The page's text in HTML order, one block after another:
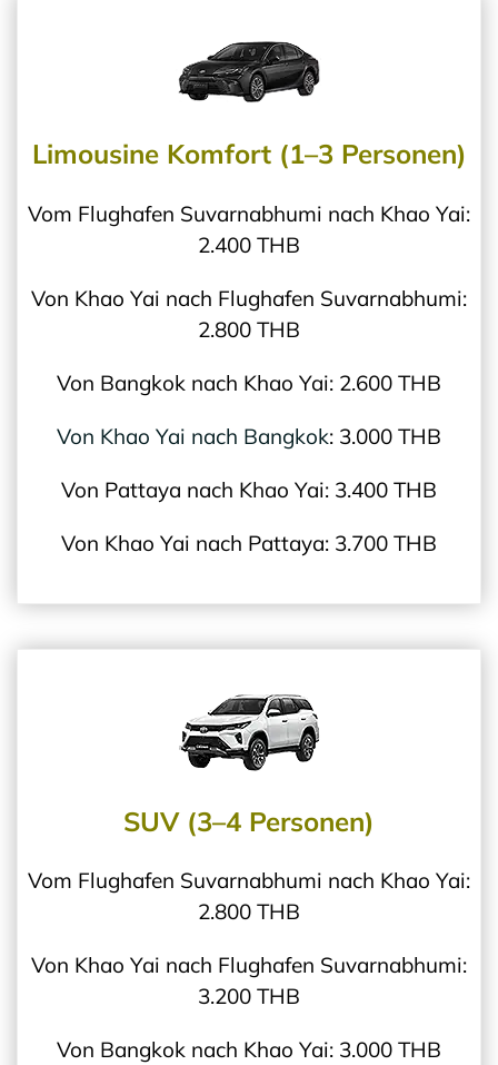
Limousine Komfort (1–3 Personen)
Vom Flughafen Suvarnabhumi nach Khao Yai:
2.400 THB
Von Khao Yai nach Flughafen Suvarnabhumi:
2.800 THB
Von Bangkok nach Khao Yai: 2.600 THB
Von Khao Yai nach Bangkok: 3.000 THB
Von Pattaya nach Khao Yai: 3.400 THB
Von Khao Yai nach Pattaya: 3.700 THB
SUV (3–4 Personen)
Vom Flughafen Suvarnabhumi nach Khao Yai:
2.800 THB
Von Khao Yai nach Flughafen Suvarnabhumi:
3.200 THB
Von Bangkok nach Khao Yai: 3.000 THB